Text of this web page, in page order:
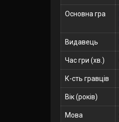
Основна гра
Видавець
Час гри (хв.)
К-сть гравців
Вік (років)
Мова